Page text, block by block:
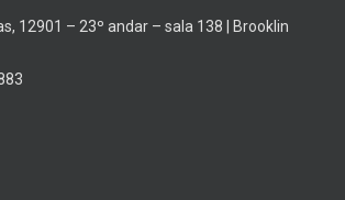
12901 – 23º andar – sala 138 | Brooklin